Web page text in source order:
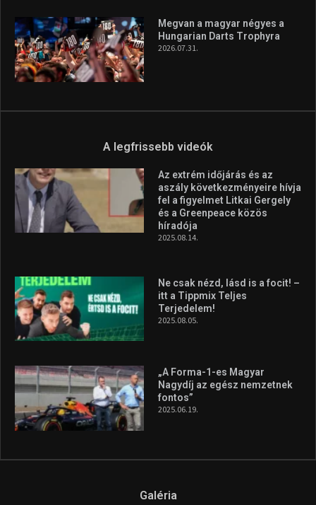
Megvan a magyar négyes a
Hungarian Darts Trophyra
2026.07.31.
A legfrissebb videók
Az extrém időjárás és az
aszály következményeire hívja
fel a figyelmet Litkai Gergely
és a Greenpeace közös
híradója
2025.08.14.
Ne csak nézd, lásd is a focit! –
itt a Tippmix Teljes
Terjedelem!
2025.08.05.
„A Forma-1-es Magyar
Nagydíj az egész nemzetnek
fontos”
2025.06.19.
Galéria